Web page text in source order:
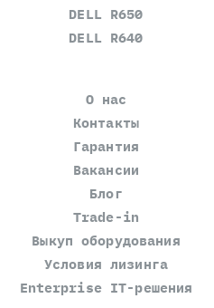
DELL R650
DELL R640
О нас
Контакты
Гарантия
Вакансии
Блог
Trade-in
Выкуп оборудования
Условия лизинга
Enterprise IT-решения